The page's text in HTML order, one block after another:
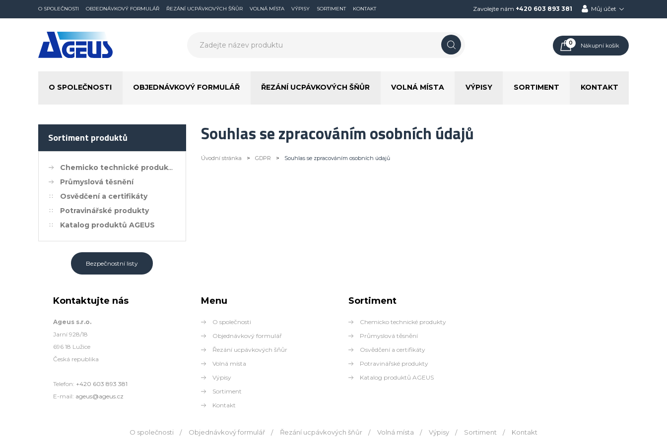
O SPOLEČNOSTI OBJEDNÁVKOVÝ FORMULÁŘ ŘEZÁNÍ UCPÁVKOVÝCH ŠŇŮR VOLNÁ MÍSTA VÝPISY SORTIMENT KONTAKT Zavolejte nám +420 603 893 381 Můj účet
0 Nákupní košík
O SPOLEČNOSTI OBJEDNÁVKOVÝ FORMULÁŘ ŘEZÁNÍ UCPÁVKOVÝCH ŠŇŮR VOLNÁ MÍSTA VÝPISY SORTIMENT KONTAKT
Sortiment produktů
Chemicko technické produkty
Průmyslová těsnění
Osvědčení a certifikáty
Potravinářské produkty
Katalog produktů AGEUS
Bezpečnostní listy
Souhlas se zpracováním osobních údajů
Úvodní stránka > GDPR > Souhlas se zpracováním osobních údajů
Kontaktujte nás
Ageus s.r.o.
Jarní 928/18
696 18 Lužice
Česká republika
Telefon: +420 603 893 381
E-mail: ageus@ageus.cz
Menu
O společnosti
Objednávkový formulář
Řezání ucpávkových šňůr
Volná místa
Výpisy
Sortiment
Kontakt
Sortiment
Chemicko technické produkty
Průmyslová těsnění
Osvědčení a certifikáty
Potravinářské produkty
Katalog produktů AGEUS
O společnosti Objednávkový formulář Řezání ucpávkových šňůr Volná místa Výpisy Sortiment Kontakt